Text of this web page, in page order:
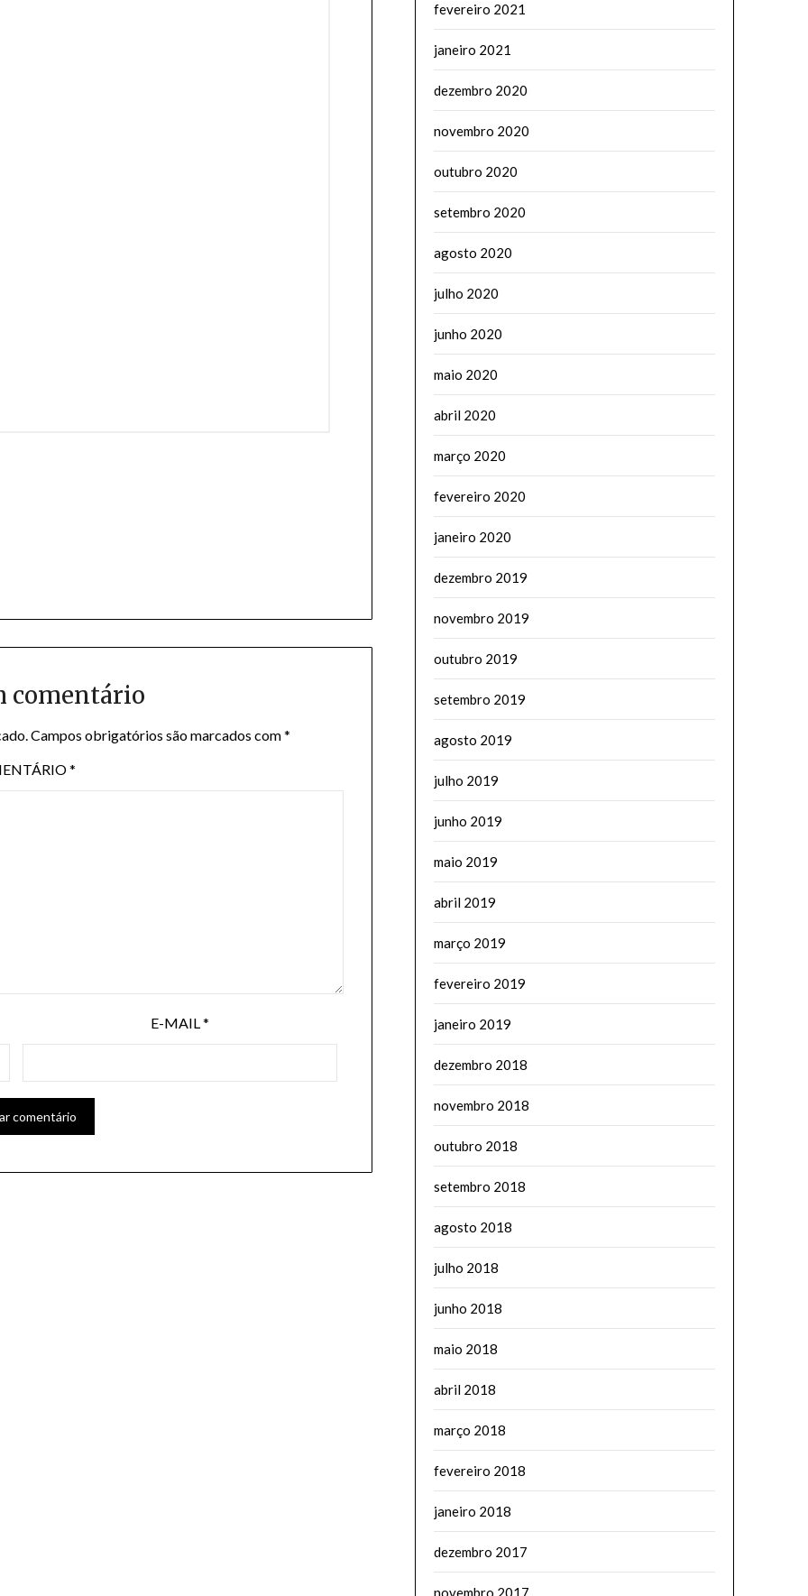
comentário
Campos obrigatórios são marcados com*
*
E-MAIL*
fevereiro 2021
janeiro 2021
dezembro 2020
novembro 2020
outubro 2020
setembro 2020
agosto 2020
julho 2020
junho 2020
maio 2020
abril 2020
março 2020
fevereiro 2020
janeiro 2020
dezembro 2019
novembro 2019
outubro 2019
setembro 2019
agosto 2019
julho 2019
junho 2019
maio 2019
abril 2019
março 2019
fevereiro 2019
janeiro 2019
dezembro 2018
novembro 2018
outubro 2018
setembro 2018
agosto 2018
julho 2018
junho 2018
maio 2018
abril 2018
março 2018
fevereiro 2018
janeiro 2018
dezembro 2017
novembro 2017